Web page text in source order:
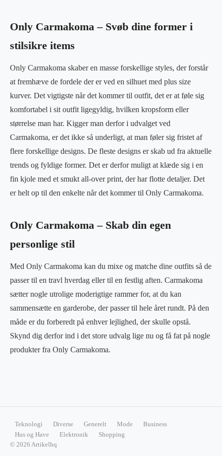
Only Carmakoma – Svøb dine former i
stilsikre items
Only Carmakoma skaber en masse forskellige styles, der forstår
at fremhæve de fordele der er ved en silhuet med plus size
kurver. Det vigtigste når det kommer til outfit, det er at føle sig
komfortabel i sit outfit ligegyldig, hvilken kropsform eller
størrelse man har. Kigger man derfor i udvalget ved
Carmakoma, er det ikke så underligt, at man føler sig fristet af
flere forskellige designs. De fleste designs er skab ud fra aktuelle
trends og fyldige former. Det er derfor muligt at klæde sig i en
fin kjole med et smukt all-over print, der har flotte detaljer. Det
er helt op til den enkelte når det kommer til Only Carmakoma.
Only Carmakoma – Skab din egen
personlige stil
Med Only Carmakoma kan du mixe og matche dine outfits så de
passer til en travl hverdag eller til en festlig aften. Carmakoma
sætter nogle utrolige moderigtige rammer for, at du kan
sammensætte en garderobe, der passer til hele året rundt. På den
måde er du forberedt på enhver lejlighed, der skulle opstå.
Skynd dig derfor ind i det store udvalg lige nu og få fat på nogle
produkter fra Only Carmakoma.
Teknologi Diverse Generelt Mode
Business
Hus og Have
Elektronik
Shopping
© 2026 Artikelhq